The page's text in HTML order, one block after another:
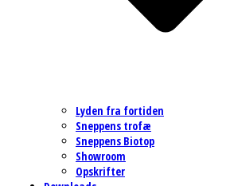
Lyden fra fortiden
Sneppens trofæ
Sneppens Biotop
Showroom
Opskrifter